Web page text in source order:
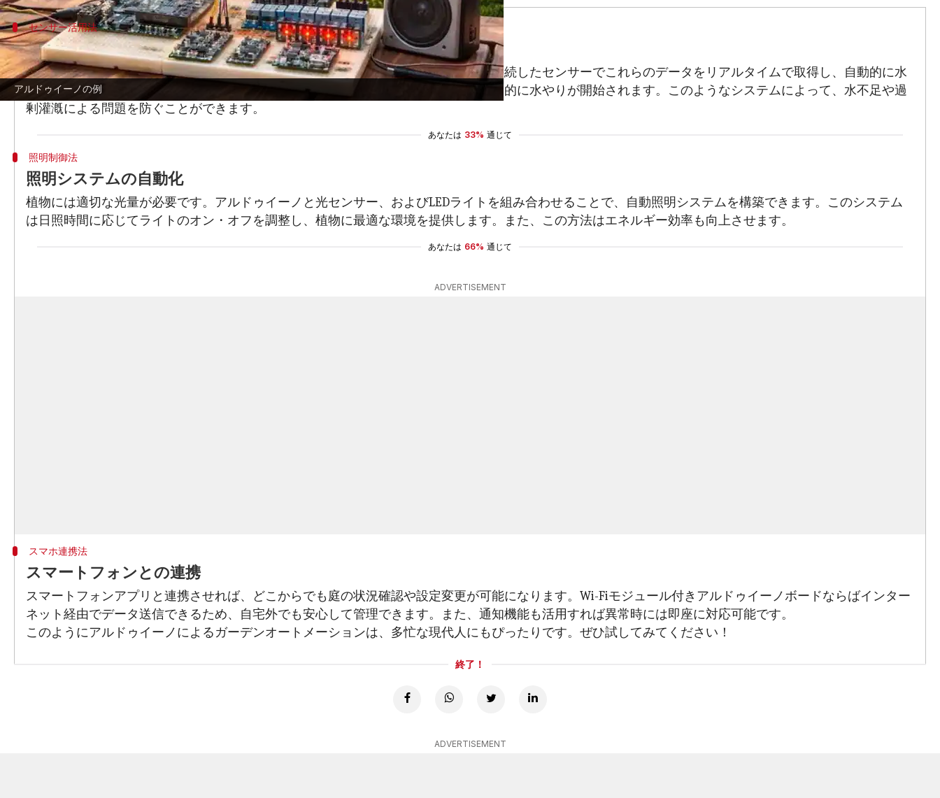
アルドゥイーノの例
センサー活用法
センサーで土壌の状態を監視
土壌の湿度や温度を監視することは植物の健康維持に重要です。アルドゥイーノに接続したセンサーでこれらのデータをリアルタイムで取得し、自動的に水
やりシステムを制御することができます。例えば、土壌が乾燥している場合には自動的に水やりが開始されます。このようなシステムによって、水不足や過
剰灌漑による問題を防ぐことができます。
あなたは 33% 通じて
照明制御法
照明システムの自動化
植物には適切な光量が必要です。アルドゥイーノと光センサー、およびLEDライトを組み合わせることで、自動照明システムを構築できます。このシステム
は日照時間に応じてライトのオン・オフを調整し、植物に最適な環境を提供します。また、この方法はエネルギー効率も向上させます。
あなたは 66% 通じて
ADVERTISEMENT
スマホ連携法
スマートフォンとの連携
スマートフォンアプリと連携させれば、どこからでも庭の状況確認や設定変更が可能になります。Wi-Fiモジュール付きアルドゥイーノボードならばインター
ネット経由でデータ送信できるため、自宅外でも安心して管理できます。また、通知機能も活用すれば異常時には即座に対応可能です。
このようにアルドゥイーノによるガーデンオートメーションは、多忙な現代人にもぴったりです。ぜひ試してみてください！
終了！
ADVERTISEMENT